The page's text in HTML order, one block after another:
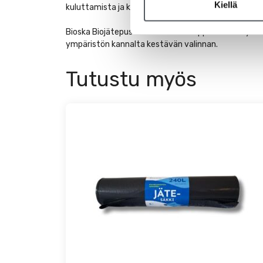
Kiellä
kuluttamista ja kiertotaloutta. Bioska-tuotteilla
Bioska Biojätepussi 240L on Avainlippu-merkitty
ympäristön kannalta kestävän valinnan.
Tutustu myös